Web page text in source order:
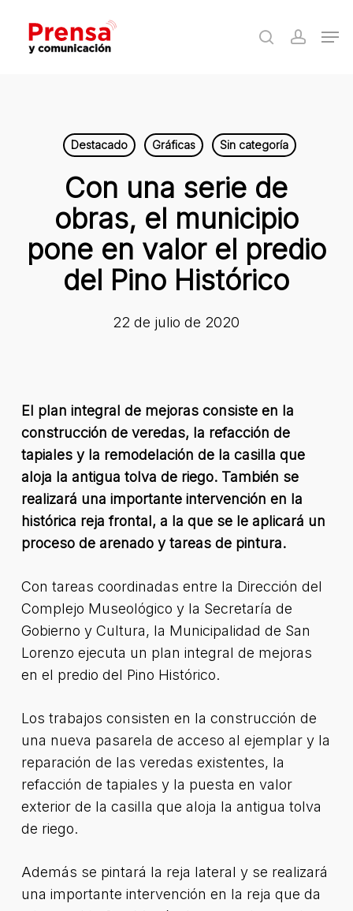
main
search
Destacado Gráficas Sin categoría
Con una serie de
obras, el municipio
pone en valor el predio
del Pino Histórico
22 de julio de 2020
El plan integral de mejoras consiste en la
construcción de veredas, la refacción de
tapiales y la remodelación de la casilla que
aloja la antigua tolva de riego. También se
realizará una importante intervención en la
histórica reja frontal, a la que se le aplicará un
proceso de arenado y tareas de pintura.
Con tareas coordinadas entre la Dirección del
Complejo Museológico y la Secretaría de
Gobierno y Cultura, la Municipalidad de San
Lorenzo ejecuta un plan integral de mejoras
en el predio del Pino Histórico.
Los trabajos consisten en la construcción de
una nueva pasarela de acceso al ejemplar y la
reparación de las veredas existentes, la
refacción de tapiales y la puesta en valor
exterior de la casilla que aloja la antigua tolva
de riego.
Además se pintará la reja lateral y se realizará
una importante intervención en la reja que da